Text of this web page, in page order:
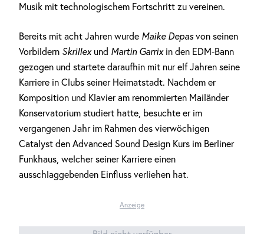
Musik mit technologischem Fortschritt zu vereinen.
Bereits mit acht Jahren wurde Maike Depasvon seinen
Vorbildern Skrillexund Martin Garrixin den EDM-Bann
gezogen und startete daraufhin mit nur elf Jahren seine
Karriere in Clubs seiner Heimatstadt. Nachdem er
Komposition und Klavier am renommierten Mailänder
Konservatorium studiert hatte, besuchte er im
vergangenen Jahr im Rahmen des vierwöchigen
Catalyst den Advanced Sound Design Kurs im Berliner
Funkhaus, welcher seiner Karriere einen
ausschlaggebenden Einfluss verliehen hat.
Anzeige